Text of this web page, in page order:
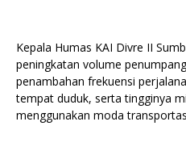
Kepala Humas KAI Divre II
peningkatan volume
penambahan frekuensi
tempat duduk, serta tingginya
menggunakan moda